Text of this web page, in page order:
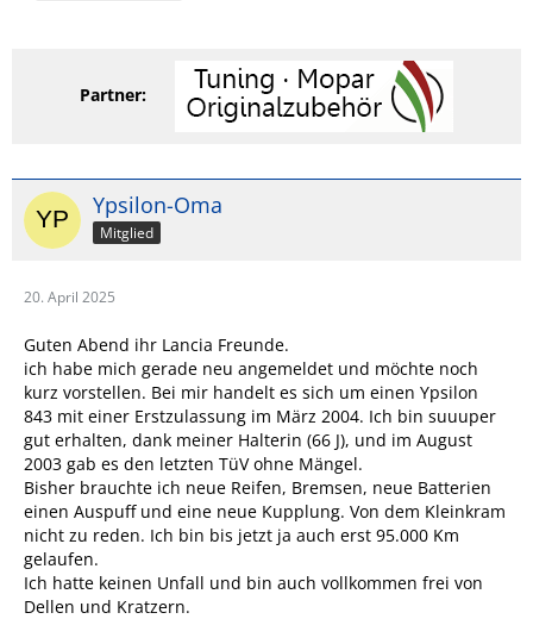
Partner:
Ypsilon-Oma
Mitglied
20. April 2025
Guten Abend ihr Lancia Freunde.
ich habe mich gerade neu angemeldet und möchte noch
kurz vorstellen. Bei mir handelt es sich um einen Ypsilon
843 mit einer Erstzulassung im März 2004. Ich bin suuuper
gut erhalten, dank meiner Halterin (66 J), und im August
2003 gab es den letzten TüV ohne Mängel.
Bisher brauchte ich neue Reifen, Bremsen, neue Batterien
einen Auspuff und eine neue Kupplung. Von dem Kleinkram
nicht zu reden. Ich bin bis jetzt ja auch erst 95.000 Km
gelaufen.
Ich hatte keinen Unfall und bin auch vollkommen frei von
Dellen und Kratzern.